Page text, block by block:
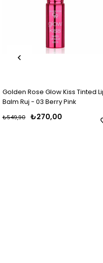
Rose Glow Kiss Tinted Lip
Ruj - 03 Berry Pink
₺270,00